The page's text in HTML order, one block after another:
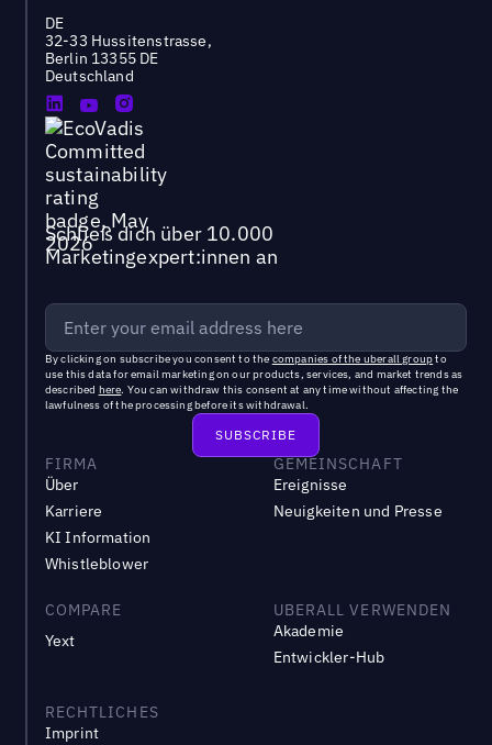
DE
32-33 Hussitenstrasse,
Berlin 13355 DE
Deutschland
Schließ dich über 10.000
Marketingexpert:innen an
By clicking on subscribe you consent to the companies of the uberall groupto
use this data for email marketing on our products, services, and market trends as
described here. You can withdraw this consent at any time without affecting the
lawfulness of the processing before its withdrawal.
FIRMA
Über
Karriere
KI Information
Whistleblower
GEMEINSCHAFT
Ereignisse
Neuigkeiten und Presse
COMPARE
Yext
UBERALL VERWENDEN
Akademie
Entwickler-Hub
RECHTLICHES
Imprint